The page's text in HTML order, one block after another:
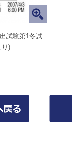
試験第1冬試
り)